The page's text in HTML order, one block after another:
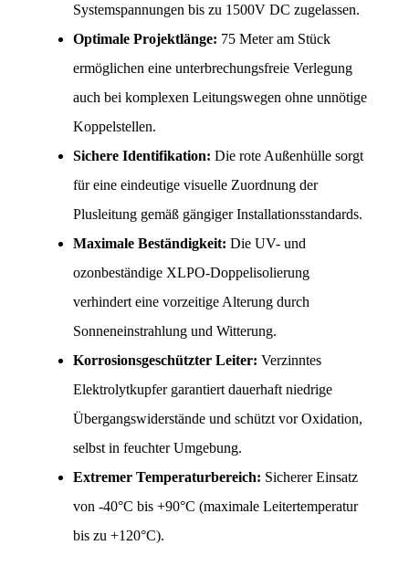
Systemspannungen bis zu 1500V DC zugelassen.
Optimale Projektlänge: 75 Meter am Stück
ermöglichen eine unterbrechungsfreie Verlegung
auch bei komplexen Leitungswegen ohne unnötige
Koppelstellen.
Sichere Identifikation: Die rote Außenhülle sorgt
für eine eindeutige visuelle Zuordnung der
Plusleitung gemäß gängiger Installationsstandards.
Maximale Beständigkeit: Die UV- und
ozonbeständige XLPO-Doppelisolierung
verhindert eine vorzeitige Alterung durch
Sonneneinstrahlung und Witterung.
Korrosionsgeschützter Leiter: Verzinntes
Elektrolytkupfer garantiert dauerhaft niedrige
Übergangswiderstände und schützt vor Oxidation,
selbst in feuchter Umgebung.
Extremer Temperaturbereich: Sicherer Einsatz
von -40°C bis +90°C (maximale Leitertemperatur
bis zu +120°C).